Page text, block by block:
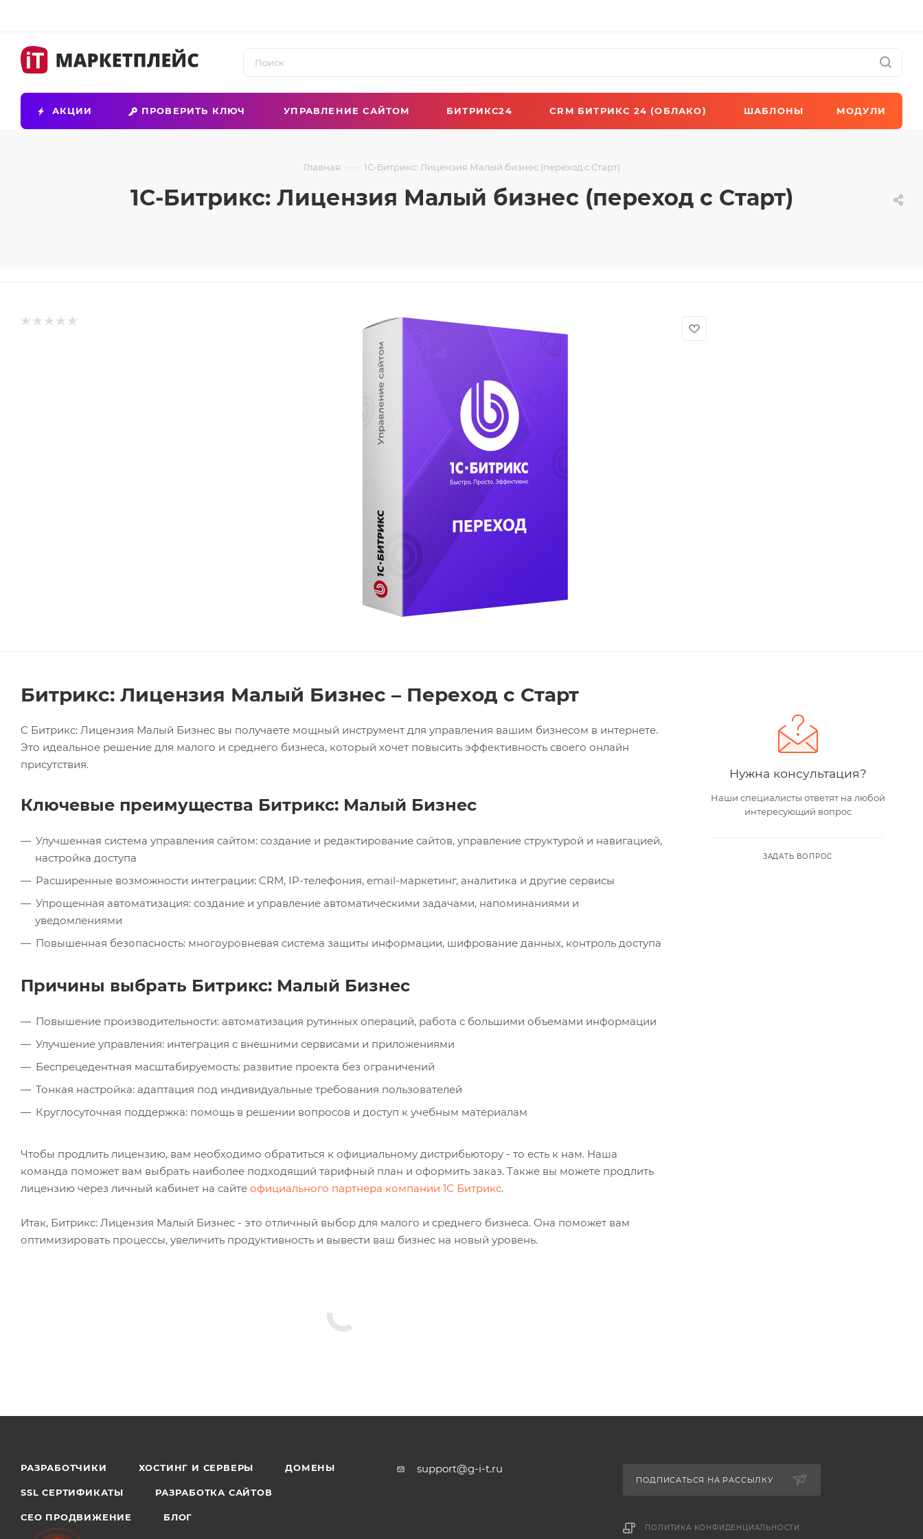
АКЦИИ ПРОВЕРИТЬ КЛЮЧ УПРАВЛЕНИЕ САЙТОМ БИТРИКС24 CRM БИТРИКС 24 (ОБЛАКО) ШАБЛОНЫ МОДУЛИ
Главная — 1С-Битрикс: Лицензия Малый бизнес (переход с Старт)
1С-Битрикс: Лицензия Малый бизнес (переход с Старт)
Битрикс: Лицензия Малый Бизнес – Переход с Старт
С Битрикс: Лицензия Малый Бизнес вы получаете мощный инструмент для управления вашим бизнесом в интернете.
Это идеальное решение для малого и среднего бизнеса, который хочет повысить эффективность своего онлайн
присутствия.
Ключевые преимущества Битрикс: Малый Бизнес
Улучшенная система управления сайтом: создание и редактирование сайтов, управление структурой и навигацией,
настройка доступа
Расширенные возможности интеграции: CRM, IP-телефония, email-маркетинг, аналитика и другие сервисы
Упрощенная автоматизация: создание и управление автоматическими задачами, напоминаниями и
уведомлениями
Повышенная безопасность: многоуровневая система защиты информации, шифрование данных, контроль доступа
Причины выбрать Битрикс: Малый Бизнес
Повышение производительности: автоматизация рутинных операций, работа с большими объемами информации
Улучшение управления: интеграция с внешними сервисами и приложениями
Беспрецедентная масштабируемость: развитие проекта без ограничений
Тонкая настройка: адаптация под индивидуальные требования пользователей
Круглосуточная поддержка: помощь в решении вопросов и доступ к учебным материалам
Чтобы продлить лицензию, вам необходимо обратиться к официальному дистрибьютору - то есть к нам. Наша
команда поможет вам выбрать наиболее подходящий тарифный план и оформить заказ. Также вы можете продлить
лицензию через личный кабинет на сайте официального партнера компании 1С Битрикс.
Итак, Битрикс: Лицензия Малый Бизнес - это отличный выбор для малого и среднего бизнеса. Она поможет вам
оптимизировать процессы, увеличить продуктивность и вывести ваш бизнес на новый уровень.
Нужна консультация?
Наши специалисты ответят на любой
интересующий вопрос
ЗАДАТЬ ВОПРОС
РАЗРАБОТЧИКИ ХОСТИНГ И СЕРВЕРЫ ДОМЕНЫ
SSL СЕРТИФИКАТЫ РАЗРАБОТКА САЙТОВ
СЕО ПРОДВИЖЕНИЕ БЛОГ
support@g-i-t.ru
ПОДПИСАТЬСЯ НА РАССЫЛКУ
ПОЛИТИКА КОНФИДЕНЦИАЛЬНОСТИ